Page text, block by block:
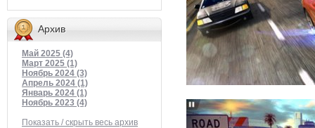
Архив
Май 2025 (4)
Март 2025 (1)
Ноябрь 2024 (3)
Апрель 2024 (1)
Январь 2024 (1)
Ноябрь 2023 (4)
Показать / скрыть весь архив